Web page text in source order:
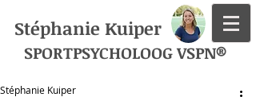
Stéphanie Kuiper
SPORTPSYCHOLOOG VSPN®
Stéphanie Kuiper